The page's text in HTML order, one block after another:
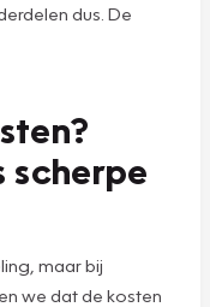
dus. De
scherpe
maar bij
we dat de kosten